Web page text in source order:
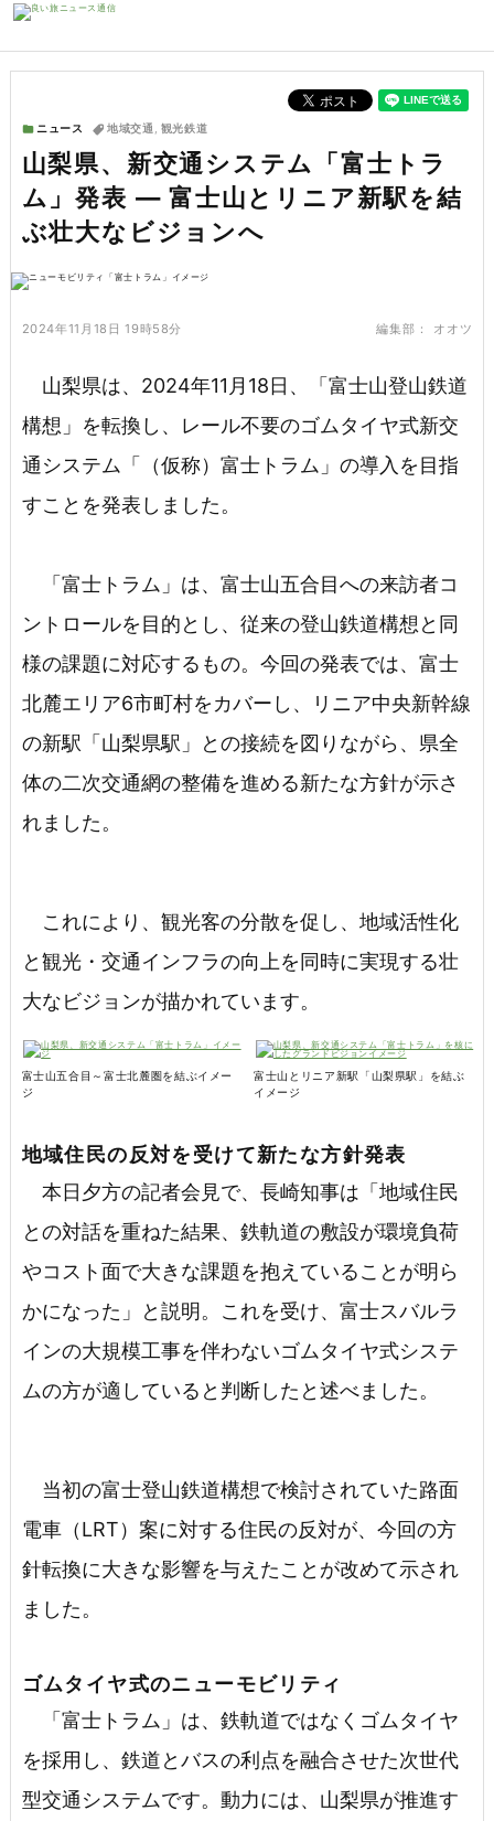
ニュース 地域交通, 観光鉄道
山梨県、新交通システム「富士トラ
ム」発表 — 富士山とリニア新駅を結
ぶ壮大なビジョンへ
2024年11月18日 19時58分 編集部： オオツ
山梨県は、2024年11月18日、「富士山登山鉄道
構想」を転換し、レール不要のゴムタイヤ式新交
通システム「（仮称）富士トラム」の導入を目指
すことを発表しました。
「富士トラム」は、富士山五合目への来訪者コ
ントロールを目的とし、従来の登山鉄道構想と同
様の課題に対応するもの。今回の発表では、富士
北麓エリア6市町村をカバーし、リニア中央新幹線
の新駅「山梨県駅」との接続を図りながら、県全
体の二次交通網の整備を進める新たな方針が示さ
れました。
これにより、観光客の分散を促し、地域活性化
と観光・交通インフラの向上を同時に実現する壮
大なビジョンが描かれています。
富士山五合目～富士北麓圏を結ぶイメー
ジ
富士山とリニア新駅「山梨県駅」を結ぶ
イメージ
地域住民の反対を受けて新たな方針発表
本日夕方の記者会見で、長崎知事は「地域住民
との対話を重ねた結果、鉄軌道の敷設が環境負荷
やコスト面で大きな課題を抱えていることが明ら
かになった」と説明。これを受け、富士スバルラ
インの大規模工事を伴わないゴムタイヤ式システ
ムの方が適していると判断したと述べました。
当初の富士登山鉄道構想で検討されていた路面
電車（LRT）案に対する住民の反対が、今回の方
針転換に大きな影響を与えたことが改めて示され
ました。
ゴムタイヤ式のニューモビリティ
「富士トラム」は、鉄軌道ではなくゴムタイヤ
を採用し、鉄道とバスの利点を融合させた次世代
型交通システムです。動力には、山梨県が推進す